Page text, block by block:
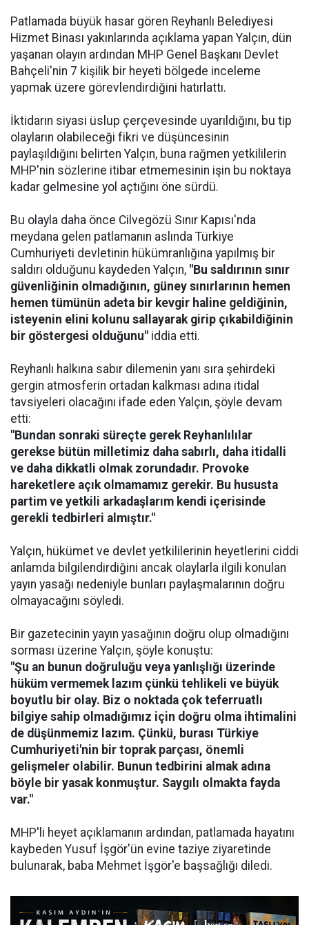
Patlamada büyük hasar gören Reyhanlı Belediyesi
Hizmet Binası yakınlarında açıklama yapan Yalçın, dün
yaşanan olayın ardından MHP Genel Başkanı Devlet
Bahçeli'nin 7 kişilik bir heyeti bölgede inceleme
yapmak üzere görevlendirdiğini hatırlattı.
İktidarın siyasi üslup çerçevesinde uyarıldığını, bu tip
olayların olabileceği fikri ve düşüncesinin
paylaşıldığını belirten Yalçın, buna rağmen yetkililerin
MHP'nin sözlerine itibar etmemesinin işin bu noktaya
kadar gelmesine yol açtığını öne sürdü.
Bu olayla daha önce Cilvegözü Sınır Kapısı'nda
meydana gelen patlamanın aslında Türkiye
Cumhuriyeti devletinin hükümranlığına yapılmış bir
saldırı olduğunu kaydeden Yalçın, "Bu saldırının sınır
güvenliğinin olmadığının, güney sınırlarının hemen
hemen tümünün adeta bir kevgir haline geldiğinin,
isteyenin elini kolunu sallayarak girip çıkabildiğinin
bir göstergesi olduğunu" iddia etti.
Reyhanlı halkına sabır dilemenin yanı sıra şehirdeki
gergin atmosferin ortadan kalkması adına itidal
tavsiyeleri olacağını ifade eden Yalçın, şöyle devam
etti:
"Bundan sonraki süreçte gerek Reyhanlılılar
gerekse bütün milletimiz daha sabırlı, daha itidalli
ve daha dikkatli olmak zorundadır. Provoke
hareketlere açık olmamamız gerekir. Bu hususta
partim ve yetkili arkadaşlarım kendi içerisinde
gerekli tedbirleri almıştır."
Yalçın, hükümet ve devlet yetkililerinin heyetlerini ciddi
anlamda bilgilendirdiğini ancak olaylarla ilgili konulan
yayın yasağı nedeniyle bunları paylaşmalarının doğru
olmayacağını söyledi.
Bir gazetecinin yayın yasağının doğru olup olmadığını
sorması üzerine Yalçın, şöyle konuştu:
"Şu an bunun doğruluğu veya yanlışlığı üzerinde
hüküm vermemek lazım çünkü tehlikeli ve büyük
boyutlu bir olay. Biz o noktada çok teferruatlı
bilgiye sahip olmadığımız için doğru olma ihtimalini
de düşünmemiz lazım. Çünkü, burası Türkiye
Cumhuriyeti'nin bir toprak parçası, önemli
gelişmeler olabilir. Bunun tedbirini almak adına
böyle bir yasak konmuştur. Saygılı olmakta fayda
var."
MHP'li heyet açıklamanın ardından, patlamada hayatını
kaybeden Yusuf İşgör'ün evine taziye ziyaretinde
bulunarak, baba Mehmet İşgör'e başsağlığı diledi.